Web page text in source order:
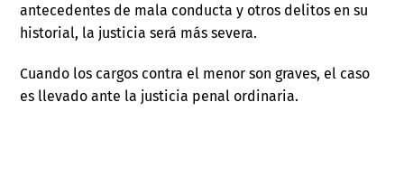
antecedentes de mala conducta y otros delitos en su
historial, la justicia será más severa.
Cuando los cargos contra el menor son graves, el caso
es llevado ante la justicia penal ordinaria.